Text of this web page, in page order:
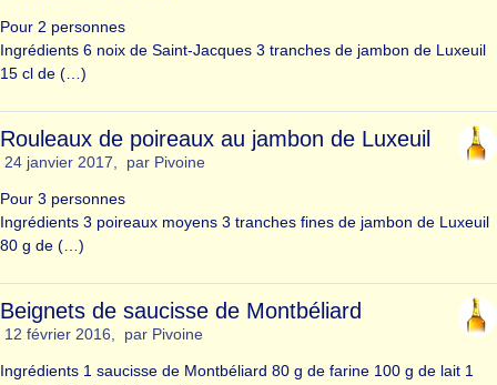
Pour 2 personnes
Ingrédients 6 noix de Saint-Jacques 3 tranches de jambon de Luxeuil
15 cl de (…)
Rouleaux de poireaux au jambon de Luxeuil
24 janvier 2017, par Pivoine
Pour 3 personnes
Ingrédients 3 poireaux moyens 3 tranches fines de jambon de Luxeuil
80 g de (…)
Beignets de saucisse de Montbéliard
12 février 2016, par Pivoine
Ingrédients 1 saucisse de Montbéliard 80 g de farine 100 g de lait 1